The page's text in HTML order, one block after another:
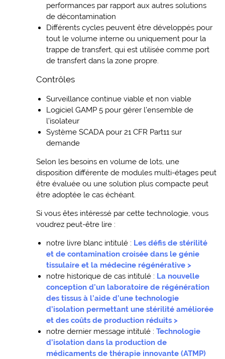
performances par rapport aux autres solutions
de décontamination
Différents cycles peuvent être développés pour
tout le volume interne ou uniquement pour la
trappe de transfert, qui est utilisée comme port
de transfert dans la zone propre.
Contrôles
Surveillance continue viable et non viable
Logiciel GAMP 5 pour gérer l’ensemble de
l’isolateur
Système SCADA pour 21 CFR Part11 sur
demande
Selon les besoins en volume de lots, une
disposition différente de modules multi-étages peut
être évaluée ou une solution plus compacte peut
être adoptée le cas échéant.
Si vous êtes intéressé par cette technologie, vous
voudrez peut-être lire :
notre livre blanc intitulé : Les défis de stérilité
et de contamination croisée dans le génie
tissulaire et la médecine régénérative >
notre historique de cas intitulé : La nouvelle
conception d’un laboratoire de régénération
des tissus à l’aide d’une technologie
d’isolation permettant une stérilité améliorée
et des coûts de production réduits >
notre dernier message intitulé :Technologie
d’isolation dans la production de
médicaments de thérapie innovante (ATMP)